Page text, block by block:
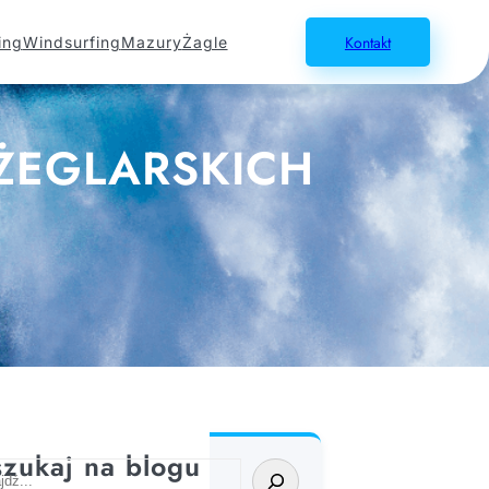
WindsurfingMazuryŻagle Kontakt
na blogu